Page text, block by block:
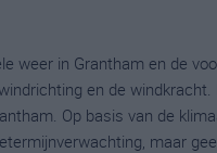
weer in Grantham en de
en de windkracht.
Op basis van de
maar